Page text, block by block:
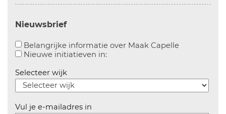
Nieuwsbrief
Belangrijke informatie over Maak CapelleAanvinken
Nieuwe initiatieven in:Aanvinken om informatie over
Selecteer wijk
Vul je e-mailadres in